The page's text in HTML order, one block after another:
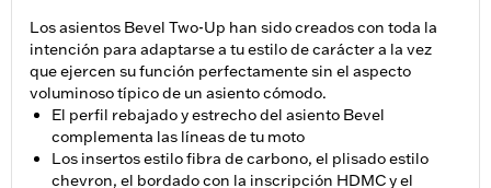
Los asientos Bevel Two-Up han sido creados con toda la
intención para adaptarse a tu estilo de carácter a la vez
que ejercen su función perfectamente sin el aspecto
voluminoso típico de un asiento cómodo.
El perfil rebajado y estrecho del asiento Bevel
complementa las líneas de tu moto
Los insertos estilo fibra de carbono, el plisado estilo
chevron, el bordado con la inscripción HDMC y el